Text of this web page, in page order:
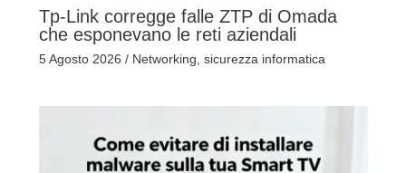
Tp-Link corregge falle ZTP di Omada
che esponevano le reti aziendali
5 Agosto 2026 / Networking sicurezza informatica